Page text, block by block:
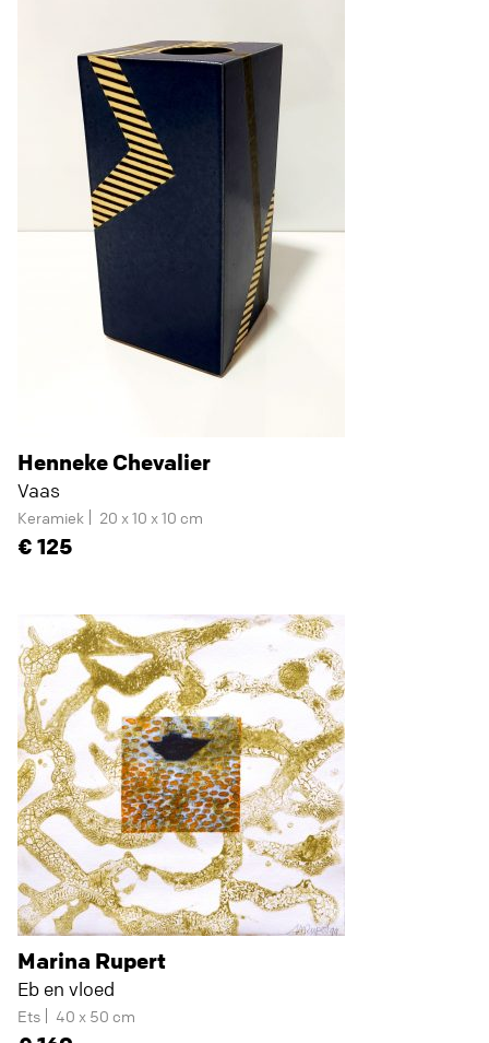
Henneke Chevalier
Vaas
Keramiek 20 x 10 x 10 cm
125
Marina Rupert
Eb en vloed
Ets 40 x 50 cm